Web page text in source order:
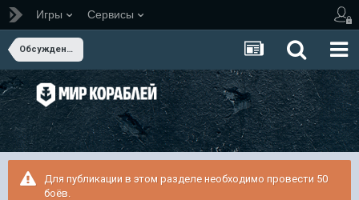
Игры Сервисы
Обсуждение Мира Кораблей
Для публикации в этом разделе необходимо провести 50
боёв.